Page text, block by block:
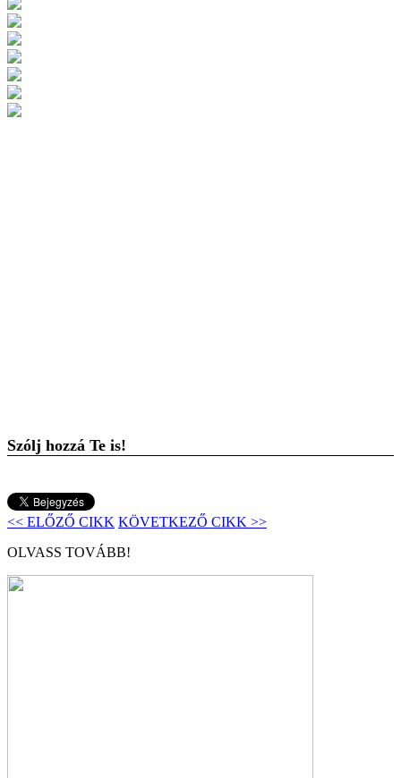
Szólj hozzá Te is!
<< ELŐZŐ CIKK KÖVETKEZŐ CIKK >>
OLVASS TOVÁBB!